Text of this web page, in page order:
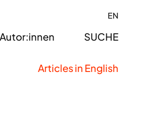
SUCHE
Autor:innen
EN
Articles in English